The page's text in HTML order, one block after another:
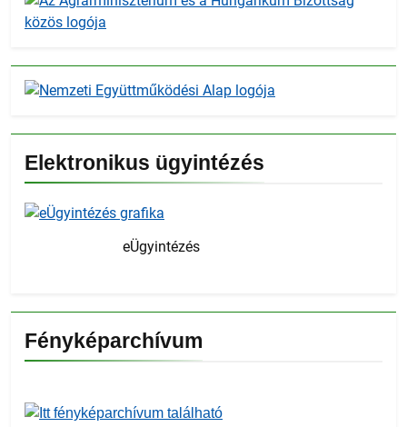
Elektronikus ügyintézés
eÜgyintézés
Fényképarchívum